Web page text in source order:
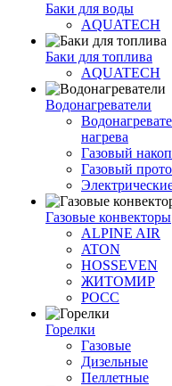
Баки для воды
AQUATECH
Баки для топлива
AQUATECH
Водонагреватели
нагрева
Газовый
Газовый
Газовые конвекторы
ALPINE AIR
ATON
HOSSEVEN
ЖИТОМИР
РОСС
Горелки
Газовые
Дизельные
Пеллетные